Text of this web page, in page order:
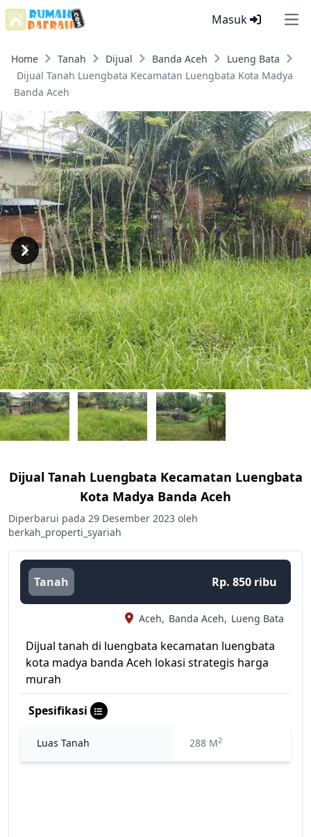
Masuk
Home Tanah Dijual Banda Aceh
Lueng Bata
Dijual Tanah Luengbata Kecamatan Luengbata Kota Madya
Banda Aceh
Previous
Next
Dijual Tanah Luengbata Kecamatan Luengbata
Kota Madya Banda Aceh
Diperbarui pada 29 Desember 2023 oleh
berkah_properti_syariah
Tanah Rp. 850 ribu
Aceh, Banda Aceh, Lueng Bata
Dijual tanah di luengbata kecamatan luengbata
kota madya banda Aceh lokasi strategis harga
murah
Spesifikasi
Luas Tanah 288 M2